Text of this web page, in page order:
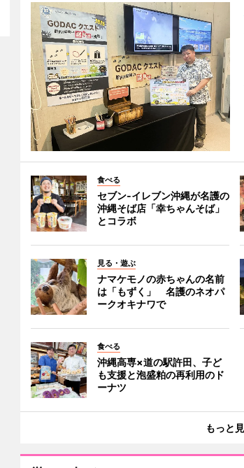
食べる
セブン‐イレブン沖縄が名護の
沖縄そば店「幸ちゃんそば」
とコラボ
見る・遊ぶ
ナマケモノの赤ちゃんの名前
は「もずく」 名護のネオパ
ークオキナワで
食べる
沖縄高専×道の駅許田、子ど
も支援と泡盛粕の再利用のド
ーナツ
もっと